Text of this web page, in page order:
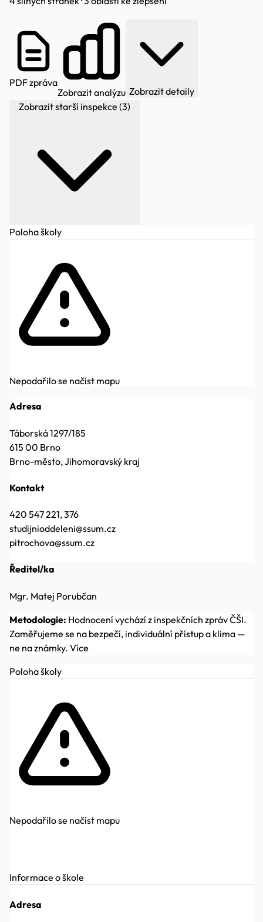
PDF zpráva
Zobrazit analýzu Zobrazit detaily
Zobrazit starší inspekce (3)
Poloha školy
Nepodařilo se načíst mapu
Adresa
Táborská 1297/185
615 00 Brno
Brno-město, Jihomoravský kraj
Kontakt
420 547 221, 376
studijnioddeleni@ssum.cz
pitrochova@ssum.cz
Ředitel/ka
Mgr. Matej Porubčan
Metodologie: Hodnocení vychází z inspekčních zpráv ČŠI.
Zaměřujeme se na bezpečí, individuální přístup a klima —
ne na známky. Více
Poloha školy
Nepodařilo se načíst mapu
Informace o škole
Adresa